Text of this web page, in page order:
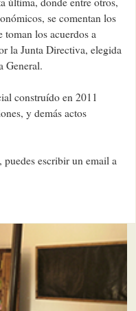
se comentan los
toman los acuerdos a
la Junta Directiva, elegida
General.
construído en 2011
y demás actos
escribir un email a